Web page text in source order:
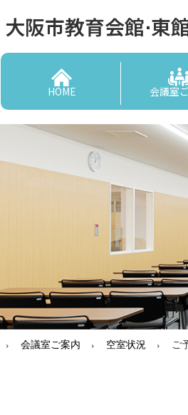
大阪市教育会館⋅東
HOME 会議室
会議室ご案内 空室状況 ご